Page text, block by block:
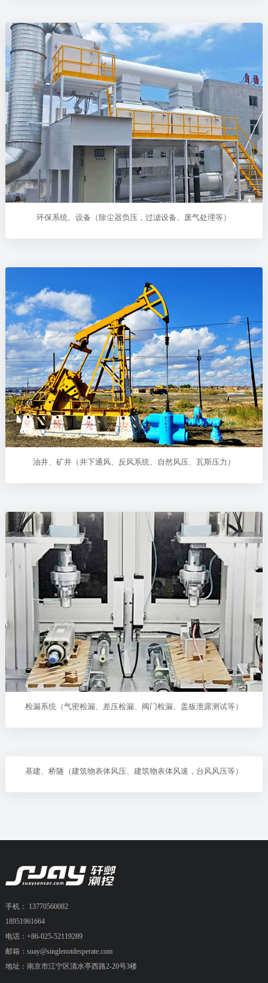
环保系统、设备（除尘器负压，过滤设备、废气处理等）
油井、矿井（井下通风、反风系统、自然风压、瓦斯压力）
检漏系统（气密检漏、差压检漏、阀门检漏、盖板泄露测试等）
基建、桥隧（建筑物表体风压、建筑物表体风速，台风风压等）
手机： 13770560082
18951961664
电话：+86-025-52119289
邮箱：suay@singlenotdesperate.com
地址：南京市江宁区清水亭西路2-20号3楼